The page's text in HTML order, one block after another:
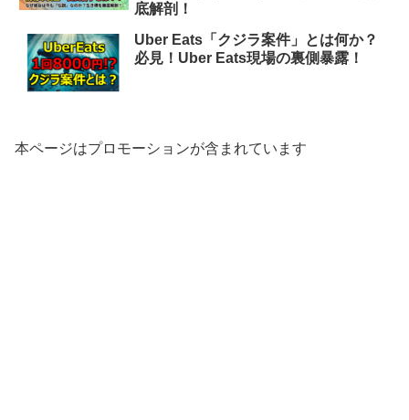
底解剖！
Uber Eats「クジラ案件」とは何か？
必見！Uber Eats現場の裏側暴露！
本ページはプロモーションが含まれています